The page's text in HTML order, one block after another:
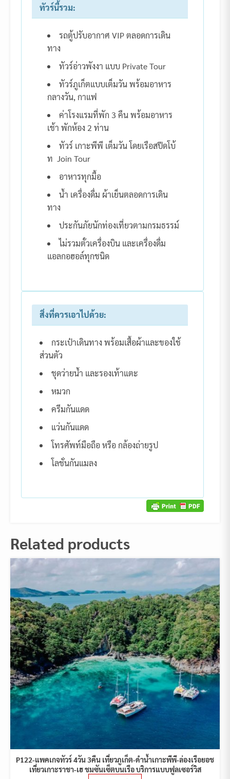
ทัวร์นี้รวม:
รถตู้ปรับอากาศ VIP ตลอดการเดิน
ทาง
ทัวร์อ่าวพังงา แบบ Private Tour
ทัวร์ภูเก็ตแบบเต็มวัน พร้อมอาหาร
กลางวัน, กาแฟ
ค่าโรงแรมที่พัก 3 คืน พร้อมอาหาร
เช้า พักห้อง 2 ท่าน
ทัวร์ เกาะพีพี เต็มวัน โดยเรือสปีดโบ้
ท Join Tour
อาหารทุกมื้อ
น้ำ เครื่องดื่ม ผ้าเย็นตลอดการเดิน
ทาง
ประกันภัยนักท่องเที่ยวตามกรมธรรม์
ไม่รวมตั๋วเครื่องบิน และเครื่องดื่ม
แอลกอฮอล์ทุกชนิด
สิ่งที่ควรเอาไปด้วย:
กระเป๋าเดินทาง พร้อมเสื้อผ้าและของใช้
ส่วนตัว
ชุดว่ายน้ำ และรองเท้าแตะ
หมวก
ครีมกันแดด
แว่นกันแดด
โทรศัพท์มือถือ หรือ กล้องถ่ายรูป
โลชั่นกันแมลง
Related products
P122-แพคเกจทัวร์ 4วัน 3คืน เที่ยวภูเก็ต-ดำน้ำเกาะพีพี-ล่องเรือยอช
เที่ยวเกาะราชา-เฮ ชมซันเซ็ตบนเรือ บริการแบบฟูลเซอร์วิส